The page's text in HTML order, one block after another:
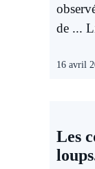
de ...
16 avril
Les